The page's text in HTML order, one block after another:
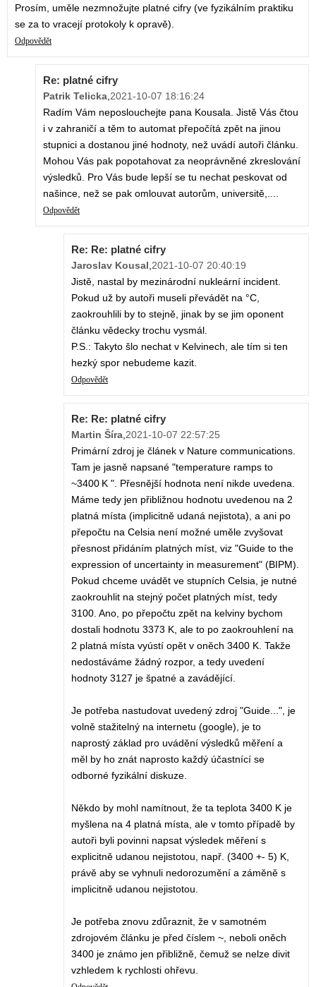
Prosím, uměle nezmnožujte platné cifry (ve fyzikálním praktiku
se za to vracejí protokoly k opravě).
Odpovědět
Re: platné cifry
Patrik Telicka 2021-10-07 18:16:24
Radím Vám neposlouchejte pana Kousala. Jistě Vás čtou
i v zahraničí a těm to automat přepočítá zpět na jinou
stupnici a dostanou jiné hodnoty, než uvádí autoři článku.
Mohou Vás pak popotahovat za neoprávněné zkreslování
výsledků. Pro Vás bude lepší se tu nechat peskovat od
našince, než se pak omlouvat autorům, universitě,....
Odpovědět
Re: Re: platné cifry
Jaroslav Kousal 2021-10-07 20:40:19
Jistě, nastal by mezinárodní nukleární incident.
Pokud už by autoři museli převádět na °C,
zaokrouhlili by to stejně, jinak by se jim oponent
článku vědecky trochu vysmál.
P.S.: Takyto šlo nechat v Kelvinech, ale tím si ten
hezký spor nebudeme kazit.
Odpovědět
Re: Re: platné cifry
Martin Šíra 2021-10-07 22:57:25
Primární zdroj je článek v Nature communications.
Tam je jasně napsané "temperature ramps to
~3400 K ". Přesnější hodnota není nikde uvedena.
Máme tedy jen přibližnou hodnotu uvedenou na 2
platná místa (implicitně udaná nejistota), a ani po
přepočtu na Celsia není možné uměle zvyšovat
přesnost přidáním platných míst, viz "Guide to the
expression of uncertainty in measurement" (BIPM).
Pokud chceme uvádět ve stupních Celsia, je nutné
zaokrouhlit na stejný počet platných míst, tedy
3100. Ano, po přepočtu zpět na kelviny bychom
dostali hodnotu 3373 K, ale to po zaokrouhlení na
2 platná místa vyústí opět v oněch 3400 K. Takže
nedostáváme žádný rozpor, a tedy uvedení
hodnoty 3127 je špatné a zavádějící.
Je potřeba nastudovat uvedený zdroj "Guide...", je
volně stažitelný na internetu (google), je to
naprostý základ pro uvádění výsledků měření a
měl by ho znát naprosto každý účastnící se
odborné fyzikální diskuze.
Někdo by mohl namítnout, že ta teplota 3400 K je
myšlena na 4 platná místa, ale v tomto případě by
autoři byli povinni napsat výsledek měření s
explicitně udanou nejistotou, např. (3400 +- 5) K,
právě aby se vyhnuli nedorozumění a záměně s
implicitně udanou nejistotou.
Je potřeba znovu zdůraznit, že v samotném
zdrojovém článku je před číslem ~, neboli oněch
3400 je známo jen přibližně, čemuž se nelze divit
vzhledem k rychlosti ohřevu.